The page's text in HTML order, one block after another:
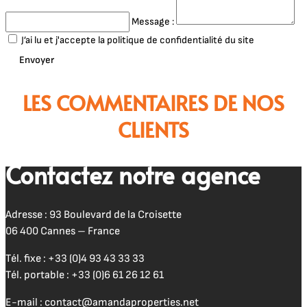
Message :
J’ai lu et j'accepte la politique de confidentialité du site
Envoyer
LES COMMENTAIRES DE NOS
CLIENTS
Contactez notre agence
Adresse : 93 Boulevard de la Croisette
06 400 Cannes – France
Tél. fixe : +33 (0)4 93 43 33 33
Tél. portable : +33 (0)6 61 26 12 61
E-mail : contact@amandaproperties.net